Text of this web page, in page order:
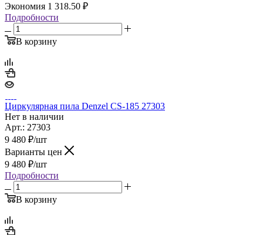
Экономия 1 318.50 ₽
Подробности
В корзину
Циркулярная пила Denzel CS-185 27303
Нет в наличии
Арт.: 27303
9 480 ₽/шт
Варианты цен
9 480 ₽/шт
Подробности
В корзину